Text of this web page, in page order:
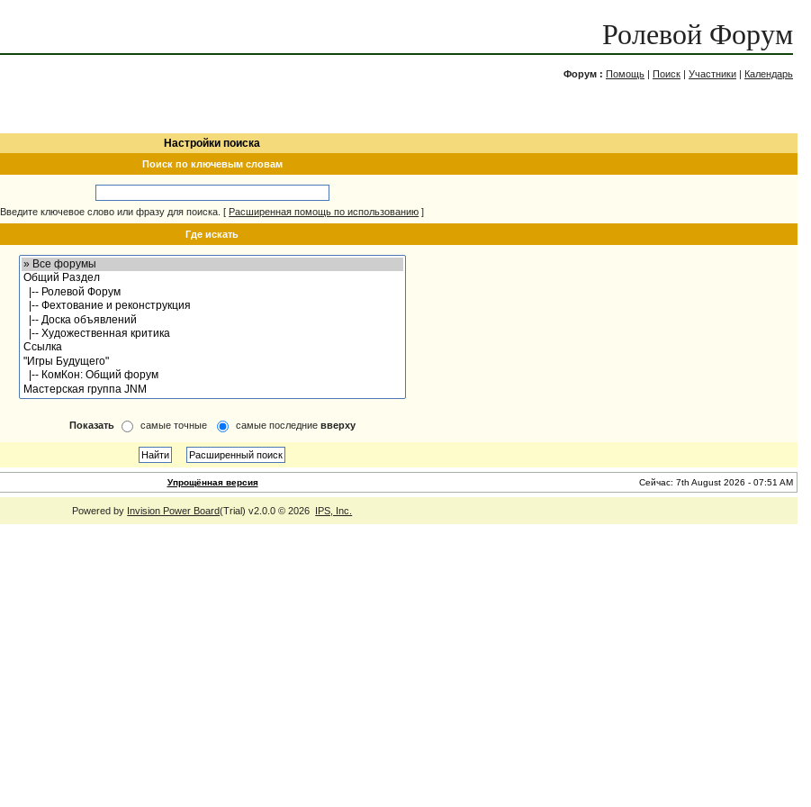
Ролевой Форум
Форум : Помощь | Поиск | Участники | Календарь
Настройки поиска
Поиск по ключевым словам
Введите ключевое слово или фразу для поиска. [ Расширенная помощь по использованию ]
Где искать
Показать самые точные самые последние вверху
Упрощённая версия Сейчас: 7th August 2026 - 07:51 AM
Powered by Invision Power Board(Trial) v2.0.0 © 2026 IPS, Inc.